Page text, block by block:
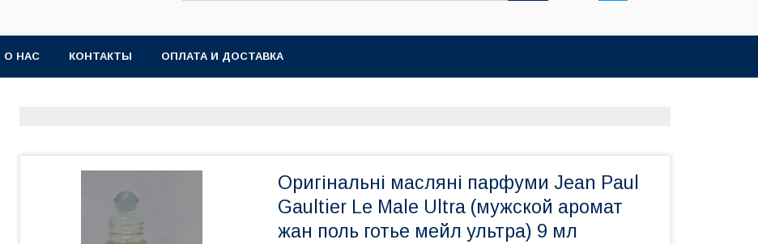
О НАС КОНТАКТЫ ОПЛАТА И ДОСТАВКА
Оригінальні масляні парфуми Jean Paul
Gaultier Le Male Ultra (мужской аромат
жан поль готье мейл ультра) 9 мл